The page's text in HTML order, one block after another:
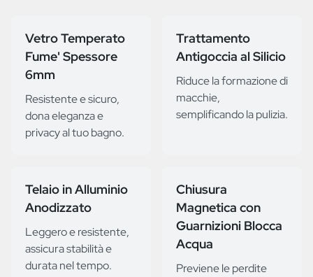
Vetro Temperato
Fume' Spessore
6mm
Resistente e sicuro,
dona eleganza e
privacy al tuo bagno.
Trattamento
Antigoccia al Silicio
Riduce la formazione di
macchie,
semplificando la pulizia.
Telaio in Alluminio
Anodizzato
Leggero e resistente,
assicura stabilità e
durata nel tempo.
Chiusura
Magnetica con
Guarnizioni Blocca
Acqua
Previene le perdite